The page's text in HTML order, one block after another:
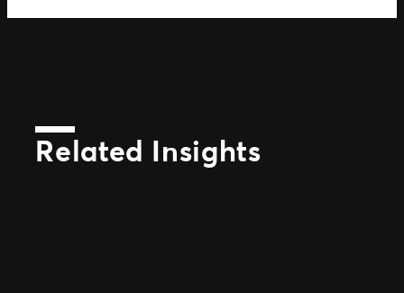
Related Insights